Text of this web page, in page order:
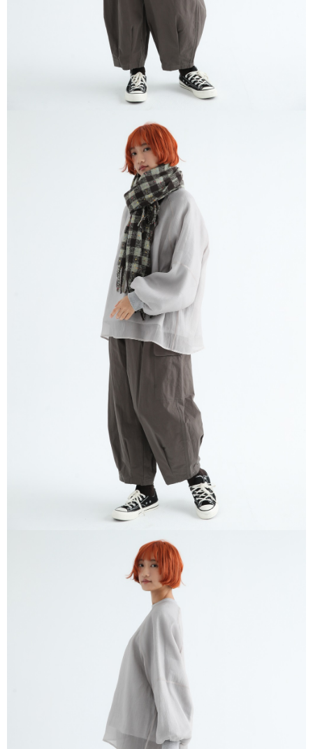
３．未成年的使用者請事先徵得法定代理人或監護人之同意方可使用
「AFTEE先享後付」，若未經同意申辦者引起之損失，本公司不負相關責
４．使用「AFTEE先享後付」時，將依據個別帳號之用戶狀況，依本公司即
時審查核予不同之上限額度；若仍有額度不足之情形，本公司將視審查結果
５．嚴禁一人註冊多個帳號或使用他人資訊註冊。若發現惡意使用之情形，
恩沛科技股份有限公司將有權停止該用戶之使用額度並採取法律行動。